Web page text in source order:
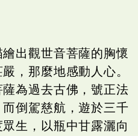
出觀世音菩薩的胸懷
，那麼地感動人心。
為過去古佛，號正法
倒駕慈航，遊於三千
生，以瓶中甘露灑向